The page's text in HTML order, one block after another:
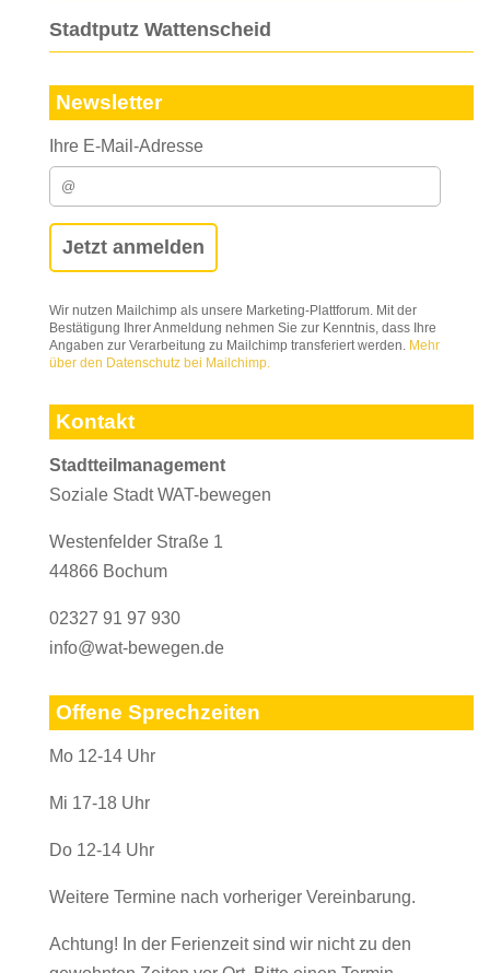
Stadtputz Wattenscheid
Newsletter
Ihre E-Mail-Adresse
Wir nutzen Mailchimp als unsere Marketing-Plattforum. Mit der
Bestätigung Ihrer Anmeldung nehmen Sie zur Kenntnis, dass Ihre
Angaben zur Verarbeitung zu Mailchimp transferiert werden. Mehr
über den Datenschutz bei Mailchimp.
Kontakt
Stadtteilmanagement
Soziale Stadt WAT-bewegen
Westenfelder Straße 1
44866 Bochum
02327 91 97 930
info@wat-bewegen.de
Offene Sprechzeiten
Mo 12-14 Uhr
Mi 17-18 Uhr
Do 12-14 Uhr
Weitere Termine nach vorheriger Vereinbarung.
Achtung! In der Ferienzeit sind wir nicht zu den